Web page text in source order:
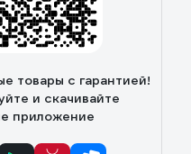
товары с гарантией!
и скачивайте
приложение